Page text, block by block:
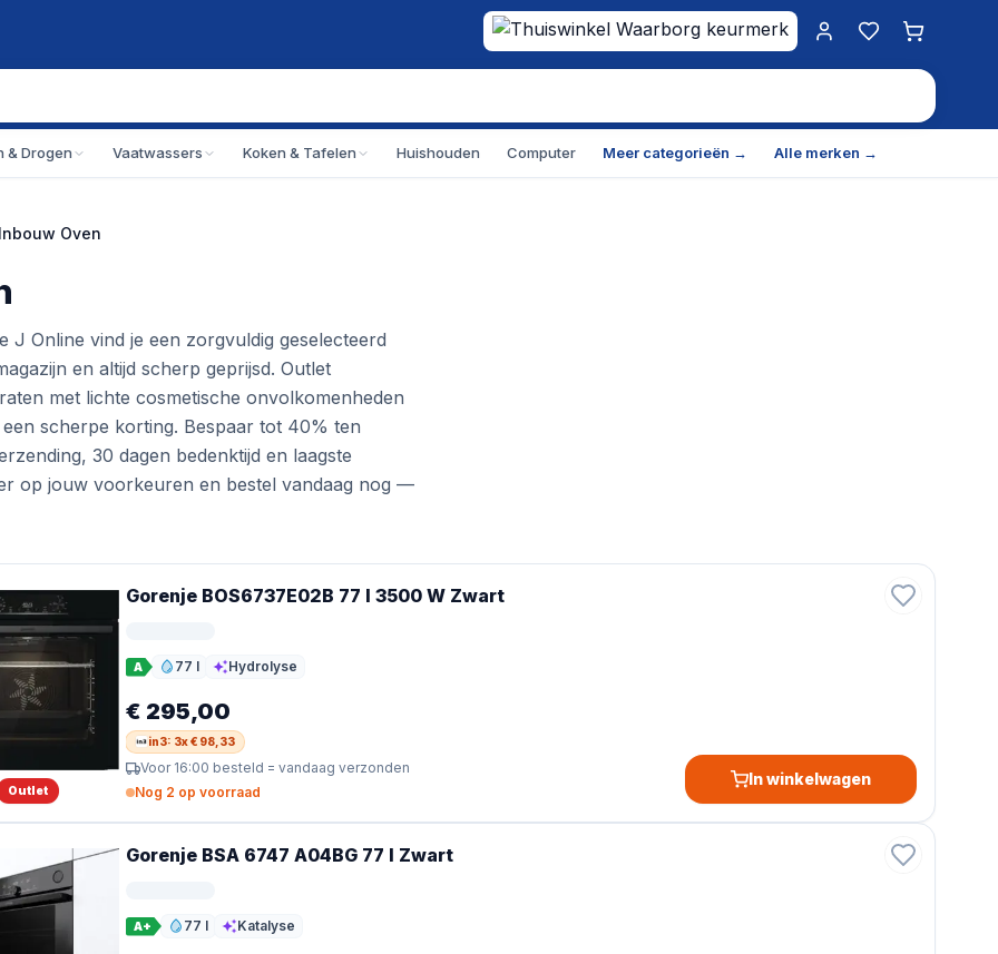
Mijn account
Favorieten
& Drogen Vaatwassers Koken & Tafelen Huishouden Computer Meer categorieën → Alle merken →
Oven
Online vind je een zorgvuldig geselecteerd
en altijd scherp geprijsd. Outlet
met lichte cosmetische onvolkomenheden
scherpe korting. Bespaar tot 40% ten
30 dagen bedenktijd en laagste
op jouw voorkeuren en bestel vandaag nog —
Outlet
Gorenje BOS6737E02B 77 l 3500 W Zwart
A 77 l
Inhoud Hydrolyse
Reiniging
€ 295,00
in3: 3x € 98,33
Voor 16:00 besteld = vandaag verzonden
Nog 2 op voorraad
In winkelwagen
Gorenje BSA 6747 A04BG 77 l Zwart
A+ 77 l
Inhoud Katalyse
Reiniging